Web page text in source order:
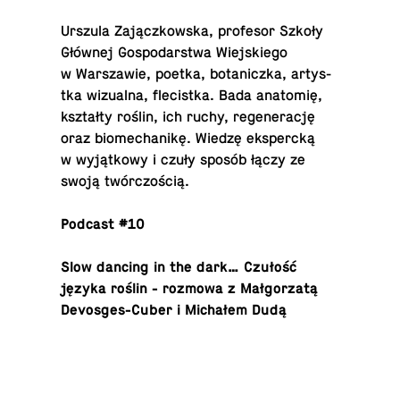
Urszula Zajączkowska, pro­fe­sor Szkoły
Głównej Gospo­darstwa Wiejskiego
w Warsza­wie, poetka, botan­iczka, artys­
tka wiz­ualna, fle­cistka. Bada anatomię,
kształty roślin, ich ruchy, re­gen­er­ację
oraz bio­mechanikę. Wiedzę ekspercką
w wyjątkowy i czuły sposób łączy ze
swoją twórczością.
Podcast #10
Slow dancing in the dark… Czułość
języka roślin - rozmowa z Małgorzatą
De­vos­ges-Cu­ber i Michałem Dudą